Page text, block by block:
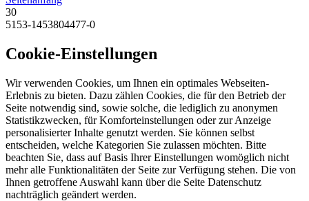
30
5153-1453804477-0
Cookie-Einstellungen
Wir verwenden Cookies, um Ihnen ein optimales Webseiten-
Erlebnis zu bieten. Dazu zählen Cookies, die für den Betrieb der
Seite notwendig sind, sowie solche, die lediglich zu anonymen
Statistikzwecken, für Komforteinstellungen oder zur Anzeige
personalisierter Inhalte genutzt werden. Sie können selbst
entscheiden, welche Kategorien Sie zulassen möchten. Bitte
beachten Sie, dass auf Basis Ihrer Einstellungen womöglich nicht
mehr alle Funktionalitäten der Seite zur Verfügung stehen. Die von
Ihnen getroffene Auswahl kann über die Seite Datenschutz
nachträglich geändert werden.